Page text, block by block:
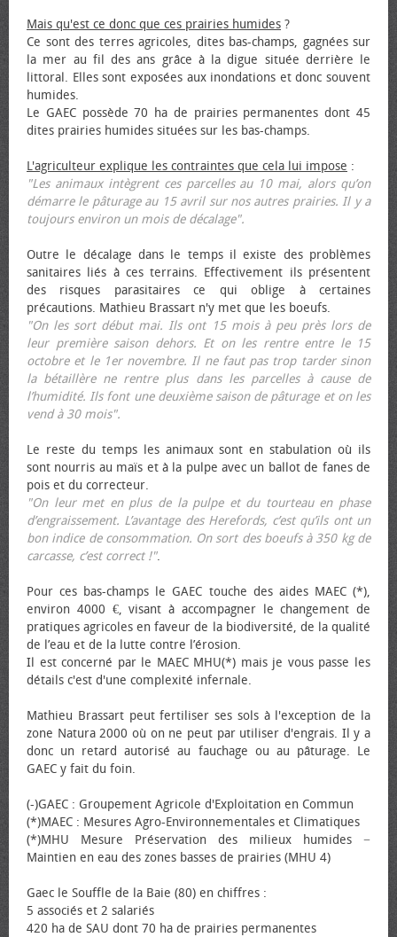
Mais qu'est ce donc que ces prairies humides ?
Ce sont des terres agricoles, dites bas-champs, gagnées sur
la mer au fil des ans grâce à la digue située derrière le
littoral. Elles sont exposées aux inondations et donc souvent
humides.
Le GAEC possède 70 ha de prairies permanentes dont 45
dites prairies humides situées sur les bas-champs.
L'agriculteur explique les contraintes que cela lui impose :
"Les animaux intègrent ces parcelles au 10 mai, alors qu’on
démarre le pâturage au 15 avril sur nos autres prairies. Il y a
toujours environ un mois de décalage".
Outre le décalage dans le temps il existe des problèmes
sanitaires liés à ces terrains. Effectivement ils présentent
des risques parasitaires ce qui oblige à certaines
précautions. Mathieu Brassart n'y met que les bœufs.
"On les sort début mai. Ils ont 15 mois à peu près lors de
leur première saison dehors. Et on les rentre entre le 15
octobre et le 1er novembre. Il ne faut pas trop tarder sinon
la bétaillère ne rentre plus dans les parcelles à cause de
l’humidité. Ils font une deuxième saison de pâturage et on les
vend à 30 mois".
Le reste du temps les animaux sont en stabulation où ils
sont nourris au maïs et à la pulpe avec un ballot de fanes de
pois et du correcteur.
"On leur met en plus de la pulpe et du tourteau en phase
d’engraissement. L’avantage des Herefords, c’est qu’ils ont un
bon indice de consommation. On sort des bœufs à 350 kg de
carcasse, c’est correct !".
Pour ces bas-champs le GAEC touche des aides MAEC (*),
environ 4000 €, visant à accompagner le changement de
pratiques agricoles en faveur de la biodiversité, de la qualité
de l’eau et de la lutte contre l’érosion.
Il est concerné par le MAEC MHU(*) mais je vous passe les
détails c'est d'une complexité infernale.
Mathieu Brassart peut fertiliser ses sols à l'exception de la
zone Natura 2000 où on ne peut par utiliser d'engrais. Il y a
donc un retard autorisé au fauchage ou au pâturage. Le
GAEC y fait du foin.
(-)GAEC : Groupement Agricole d'Exploitation en Commun
(*)MAEC : Mesures Agro-Environnementales et Climatiques
(*)MHU Mesure Préservation des milieux humides −
Maintien en eau des zones basses de prairies (MHU 4)
Gaec le Souffle de la Baie (80) en chiffres :
5 associés et 2 salariés
420 ha de SAU dont 70 ha de prairies permanentes